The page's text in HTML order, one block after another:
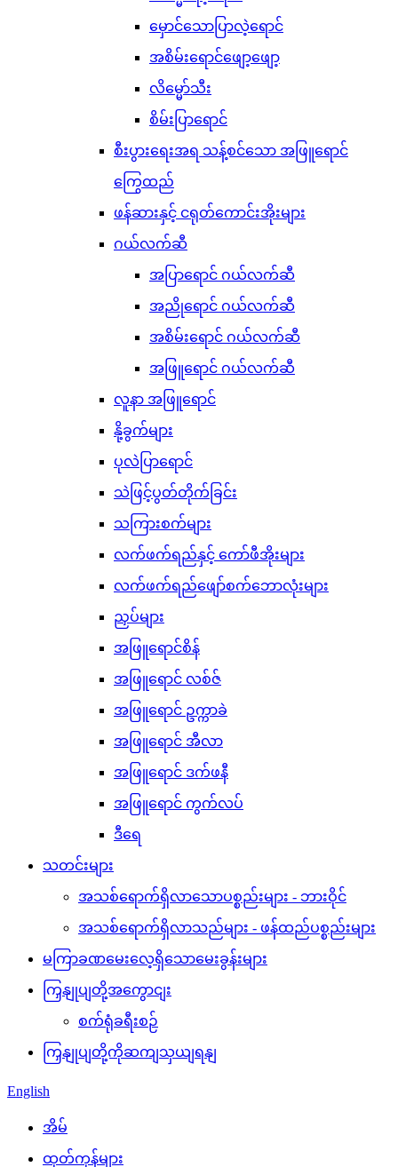
မှောင်သောပြာလဲ့ရောင်
အစိမ်းရောင်ဖျော့ဖျော့
လိမ္မော်သီး
စိမ်းပြာရောင်
စီးပွားရေးအရ သန့်စင်သော အဖြူရောင်
ကြွေထည်
ဖန်ဆားနှင့် ငရုတ်ကောင်းအိုးများ
ဂယ်လက်ဆီ
အပြာရောင် ဂယ်လက်ဆီ
အညိုရောင် ဂယ်လက်ဆီ
အစိမ်းရောင် ဂယ်လက်ဆီ
အဖြူရောင် ဂယ်လက်ဆီ
လူနာ အဖြူရောင်
နို့ခွက်များ
ပုလဲပြာရောင်
သဲဖြင့်ပွတ်တိုက်ခြင်း
သကြားစက်များ
လက်ဖက်ရည်နှင့် ကော်ဖီအိုးများ
လက်ဖက်ရည်ဖျော်စက်ဘောလုံးများ
ညှပ်များ
အဖြူရောင်စိန်
အဖြူရောင် လစ်ဇ်
အဖြူရောင် ဥက္ကာခဲ
အဖြူရောင် အီလာ
အဖြူရောင် ဒက်ဖနီ
အဖြူရောင် ကွက်လပ်
ဒီရေ
သတင်းများ
အသစ်ရောက်ရှိလာသောပစ္စည်းများ - ဘားဝိုင်
အသစ်ရောက်ရှိလာသည်များ - ဖန်ထည်ပစ္စည်းများ
မကြာခဏမေးလေ့ရှိသောမေးခွန်းများ
ကြှနျုပျတို့အကွောငျး
စက်ရုံခရီးစဉ်
ကြှနျုပျတို့ကိုဆကျသှယျရနျ
English
အိမ်
ထုတ်ကုန်များ